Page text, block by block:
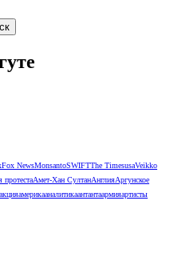
Fox NewsMonsantoSWIFTThe TimesusaVeikko
протестаАмет-Хан СултанАнглияАргунское
акцияамерикааналитикаантантаармияартисты